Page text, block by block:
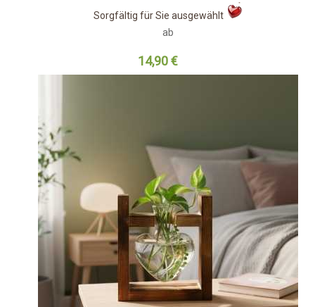
Sorgfältig für Sie ausgewählt
ab
14,90 €